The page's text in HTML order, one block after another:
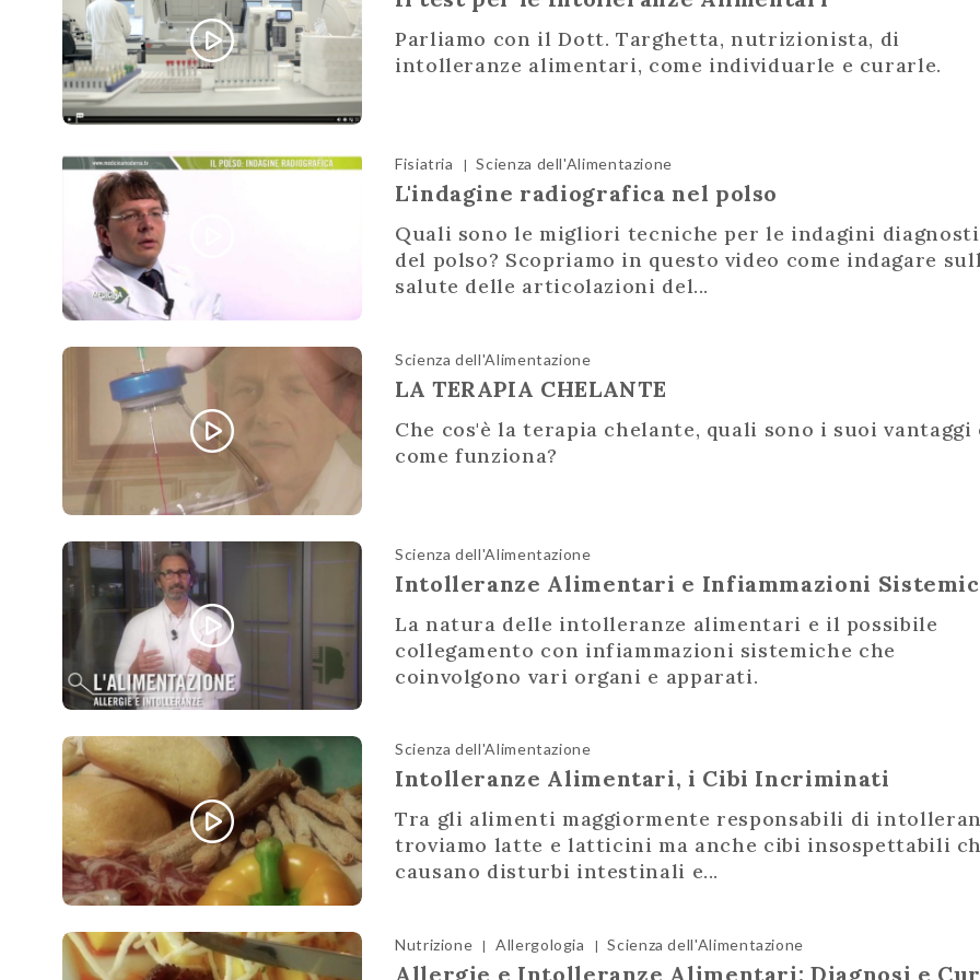
Parliamo con il Dott. Targhetta, nutrizionista, di
intolleranze alimentari, come individuarle e curarle.
Fisiatria | Scienza dell'Alimentazione
L'indagine radiografica nel polso
Quali sono le migliori tecniche per le indagini
del polso? Scopriamo in questo video come indagare
salute delle articolazioni del...
Scienza dell'Alimentazione
LA TERAPIA CHELANTE
Che cos'è la terapia chelante, quali sono i suoi vantaggi
come funziona?
Scienza dell'Alimentazione
Intolleranze Alimentari e Infiammazioni
La natura delle intolleranze alimentari e il possibile
collegamento con infiammazioni sistemiche che
coinvolgono vari organi e apparati.
Scienza dell'Alimentazione
Intolleranze Alimentari, i Cibi Incriminati
Tra gli alimenti maggiormente responsabili di
troviamo latte e latticini ma anche cibi insospettabili
causano disturbi intestinali e...
Nutrizione | Allergologia | Scienza dell'Alimentazione
Allergie e Intolleranze Alimentari: Diagnosi e